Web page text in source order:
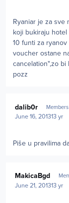
Ryaniar je za sve
koji bukiraju
10 funti za
voucher ostane
cancelation",zo bi
pozz
dalib0r Members
June 16, 201313 yr
Piše u pravilima
MakicaBgd
June 21, 201313 yr